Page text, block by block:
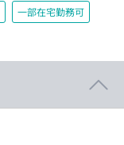
一部在宅勤務可